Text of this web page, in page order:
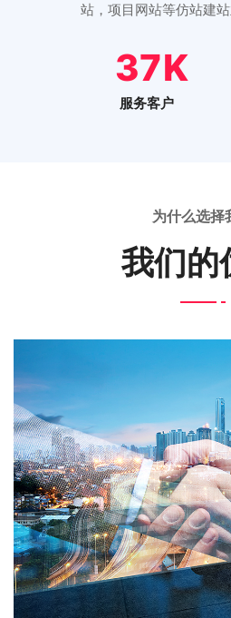
站，项目网站等仿站建站
46
服务客户
为什么选择
我们的